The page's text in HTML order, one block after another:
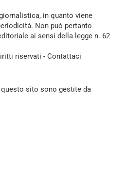
in quanto viene
Non può pertanto
ai sensi della legge n. 62
riservati - Contattaci
sito sono gestite da